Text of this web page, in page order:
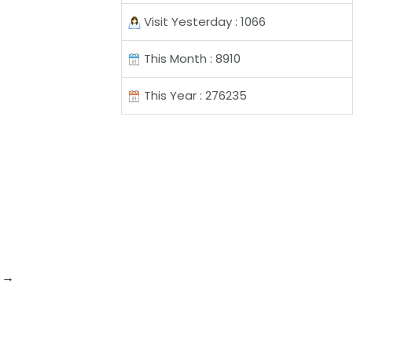
→
Visit Yesterday : 1066
This Month : 8910
This Year : 276235